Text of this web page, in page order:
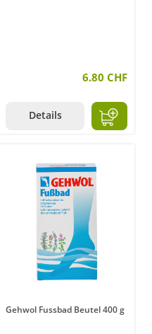
6.80 CHF
Details
Gehwol Fussbad Beutel 400 g